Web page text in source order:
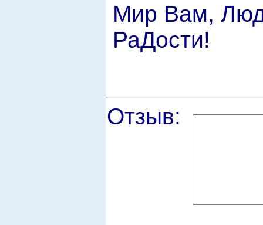
Мир Вам,
РаДости!
Отзыв: